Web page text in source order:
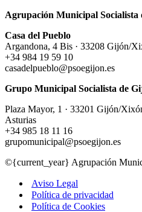
Agrupación Municipal Socialista
Casa del Pueblo
Argandona, 4 Bis · 33208 Gijón/
+34 984 19 59 10
casadelpueblo@psoegijon.es
Grupo Municipal Socialista de
Plaza Mayor, 1 · 33201 Gijón/
Asturias
+34 985 18 11 16
grupomunicipal@psoegijon.es
©{current_year} Agrupación
Aviso Legal
Política de privacidad
Política de Cookies